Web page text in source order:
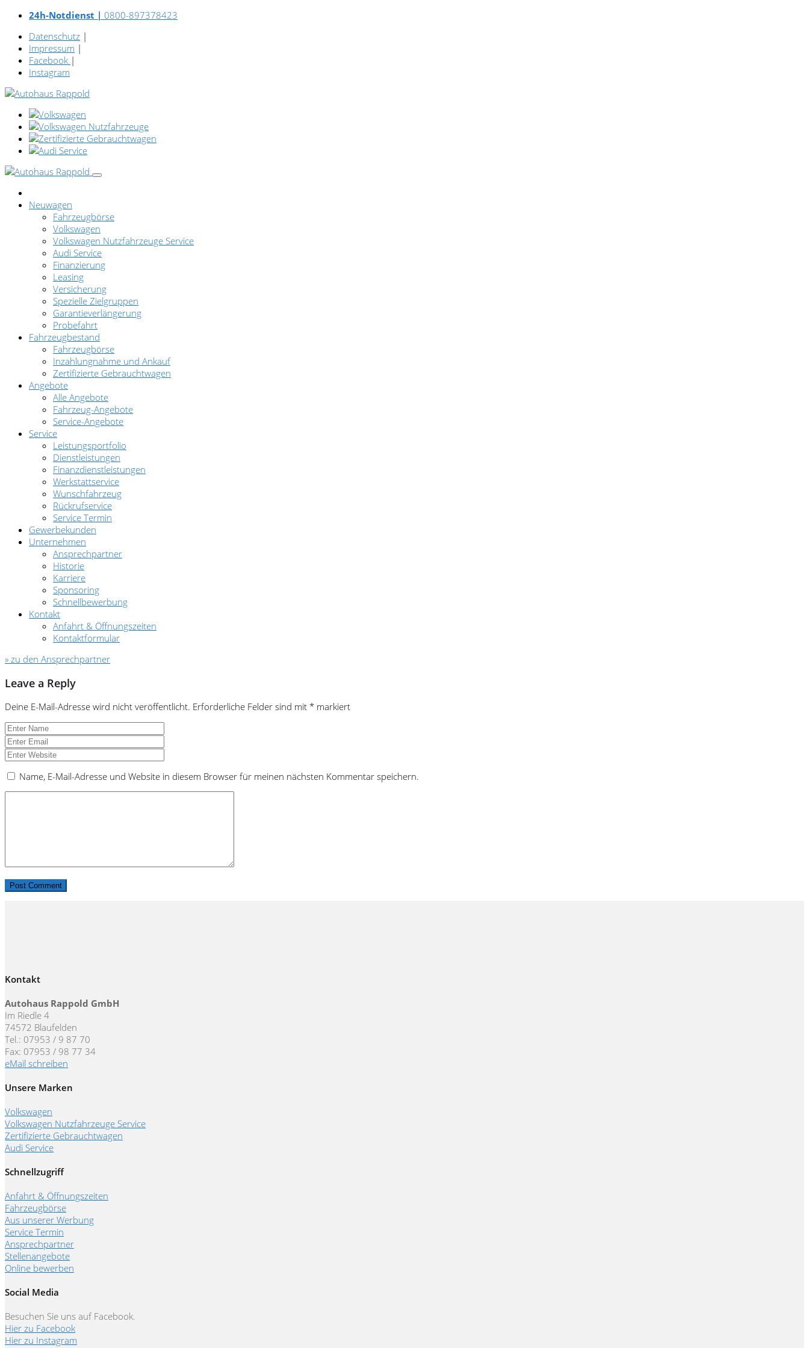
24h-Notdienst | 0800-897378423
Datenschutz |
Impressum |
Facebook |
Instagram
Neuwagen
Fahrzeugbörse
Volkswagen
Volkswagen Nutzfahrzeuge Service
Audi Service
Finanzierung
Leasing
Versicherung
Spezielle Zielgruppen
Garantieverlängerung
Probefahrt
Fahrzeugbestand
Fahrzeugbörse
Inzahlungnahme und Ankauf
Zertifizierte Gebrauchtwagen
Angebote
Alle Angebote
Fahrzeug-Angebote
Service-Angebote
Service
Leistungsportfolio
Dienstleistungen
Finanzdienstleistungen
Werkstattservice
Wunschfahrzeug
Rückrufservice
Service Termin
Gewerbekunden
Unternehmen
Ansprechpartner
Historie
Karriere
Sponsoring
Schnellbewerbung
Kontakt
Anfahrt & Öffnungszeiten
Kontaktformular
» zu den Ansprechpartner
Leave a Reply
Deine E-Mail-Adresse wird nicht veröffentlicht. Erforderliche Felder sind mit * markiert
Name, E-Mail-Adresse und Website in diesem Browser für meinen nächsten Kommentar speichern.
Kontakt
Autohaus Rappold GmbH
Im Riedle 4
74572 Blaufelden
Tel.: 07953 / 9 87 70
Fax: 07953 / 98 77 34
eMail schreiben
Unsere Marken
Volkswagen
Volkswagen Nutzfahrzeuge Service
Zertifizierte Gebrauchtwagen
Audi Service
Schnellzugriff
Anfahrt & Öffnungszeiten
Fahrzeugbörse
Aus unserer Werbung
Service Termin
Ansprechpartner
Stellenangebote
Online bewerben
Social Media
Besuchen Sie uns auf Facebook.
Hier zu Facebook
Hier zu Instagram